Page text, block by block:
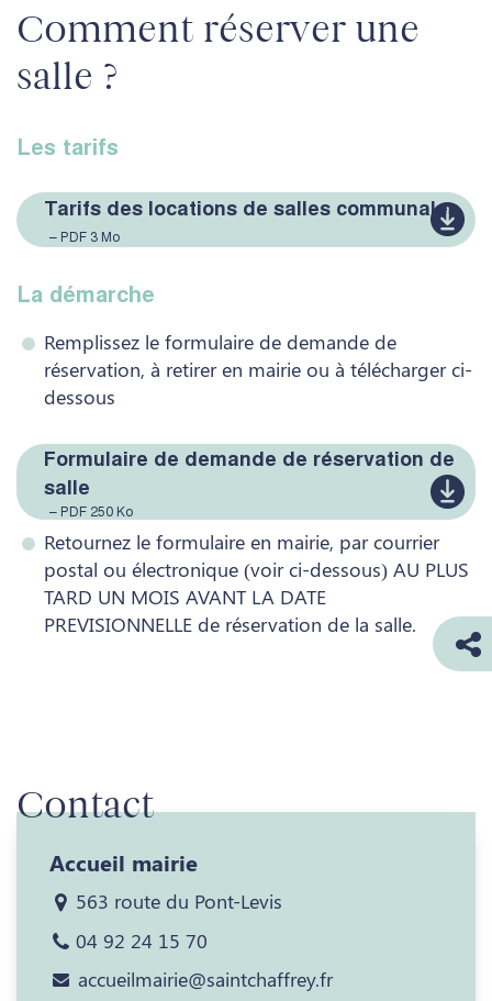
Comment réserver une
salle ?
Les tarifs
Tarifs des locations de salles communales
– PDF 3 Mo
La démarche
Remplissez le formulaire de demande de
réservation, à retirer en mairie ou à télécharger ci-
dessous
Formulaire de demande de réservation de
salle
– PDF 250 Ko
Retournez le formulaire en mairie, par courrier
postal ou électronique (voir ci-dessous) AU PLUS
TARD UN MOIS AVANT LA DATE
PREVISIONNELLE de réservation de la salle.
Contact
Accueil mairie
563 route du Pont-Levis
04 92 24 15 70
accueilmairie@saintchaffrey.fr